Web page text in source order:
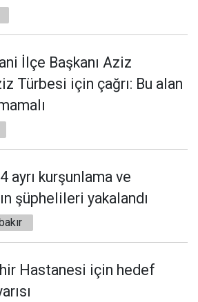
İlçe Başkanı Aziz
Türbesi için çağrı: Bu alan
ayrı kurşunlama ve
şüphelileri yakalandı
Hastanesi için hedef